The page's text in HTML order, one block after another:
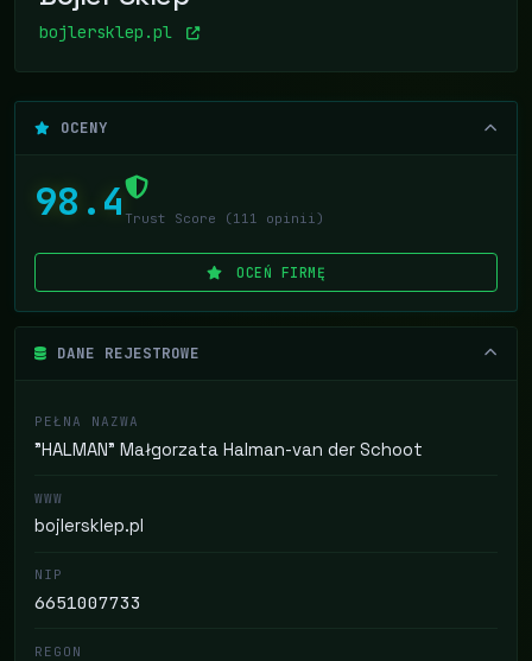
bojlersklep.pl
OCENY
98.4 Trust Score (111 opinii)
OCEŃ FIRMĘ
DANE REJESTROWE
PEŁNA NAZWA
"HALMAN" Małgorzata Halman-van der Schoot
WWW
bojlersklep.pl
NIP
6651007733
REGON